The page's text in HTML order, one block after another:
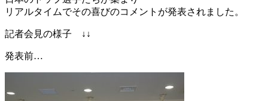
リアルタイムでその喜びのコメントが発表されました。
記者会見の様子 ↓↓
発表前…